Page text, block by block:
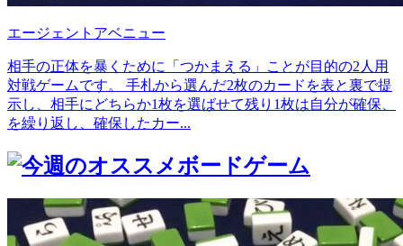
エージェントアベニュー
相手の正体を暴くために「つかまえる」ことが目的の2人用
対戦ゲームです。 手札から選んだ2枚のカードを表と裏で提
示し、相手にどちらか1枚を選ばせて残り1枚は自分が確保、
を繰り返し、確保したカー...